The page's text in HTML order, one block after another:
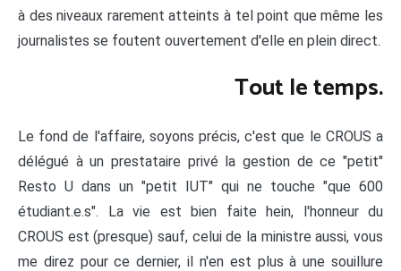
à des niveaux rarement atteints à tel point que même les
journalistes se foutent ouvertement d'elle en plein direct.
Tout le temps.
Le fond de l'affaire, soyons précis, c'est que le CROUS a
délégué à un prestataire privé la gestion de ce "petit"
Resto U dans un "petit IUT" qui ne touche "que 600
étudiant.e.s". La vie est bien faite hein, l'honneur du
CROUS est (presque) sauf, celui de la ministre aussi, vous
me direz pour ce dernier, il n'en est plus à une souillure